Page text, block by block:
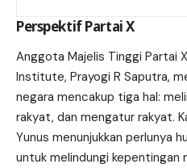
Perspektif Partai X
Anggota Majelis Tinggi Partai
Institute, Prayogi R Saputra,
negara mencakup tiga hal:
rakyat, dan mengatur rakyat.
Yunus menunjukkan perlunya
untuk melindungi kepentingan